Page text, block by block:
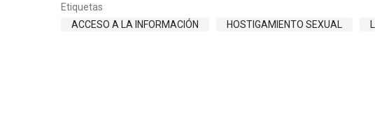
Etiquetas
ACCESO A LA INFORMACIÓN
HOSTIGAMIENTO SEXUAL